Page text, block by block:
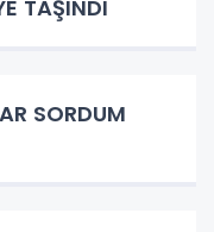
TAŞINDI
SORDUM